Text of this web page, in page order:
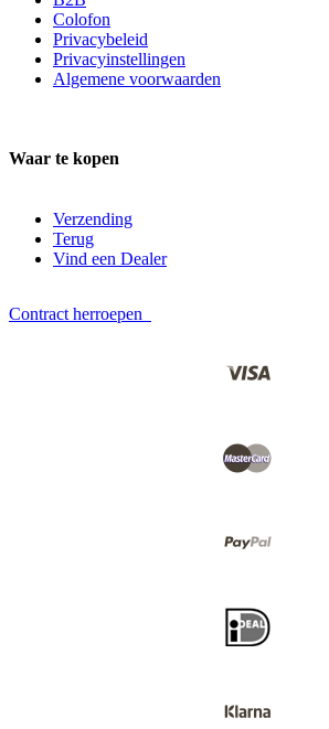
Colofon
Privacybeleid
Privacyinstellingen
Algemene voorwaarden
Waar te kopen
Verzending
Terug
Vind een Dealer
Contract herroepen